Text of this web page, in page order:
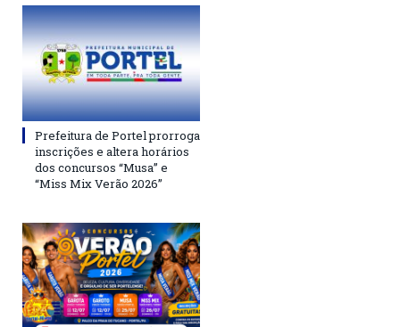
Prefeitura de Portel prorroga
inscrições e altera horários
dos concursos “Musa” e
“Miss Mix Verão 2026”